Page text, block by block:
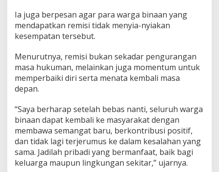
K
e
d
a
N
a
p
i
d
a
n
a
D
a
Ia juga berpesan agar para warga binaan yang
mendapatkan remisi tidak menyia-nyiakan
kesempatan tersebut.
Menurutnya, remisi bukan sekadar pengurangan
masa hukuman, melainkan juga momentum untuk
memperbaiki diri serta menata kembali masa
depan.
“Saya berharap setelah bebas nanti, seluruh warga
binaan dapat kembali ke masyarakat dengan
membawa semangat baru, berkontribusi positif,
dan tidak lagi terjerumus ke dalam kesalahan yang
sama. Jadilah pribadi yang bermanfaat, baik bagi
keluarga maupun lingkungan sekitar,” ujarnya.